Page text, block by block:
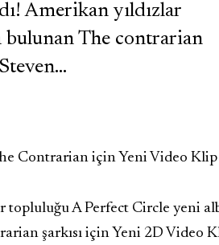
Amerikan yıldızlar
bulunan The contrarian
Contrarian için Yeni Video Klip
topluluğu A Perfect Circle yeni
şarkısı için Yeni 2D Video